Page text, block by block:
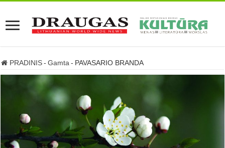
PRADINIS - Gamta - PAVASARIO BRANDA